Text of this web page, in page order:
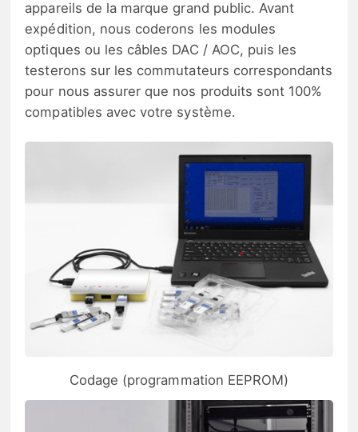
appareils de la marque grand public. Avant
expédition, nous coderons les modules
optiques ou les câbles DAC / AOC, puis les
testerons sur les commutateurs correspondants
pour nous assurer que nos produits sont 100%
compatibles avec votre système.
Codage (programmation EEPROM)